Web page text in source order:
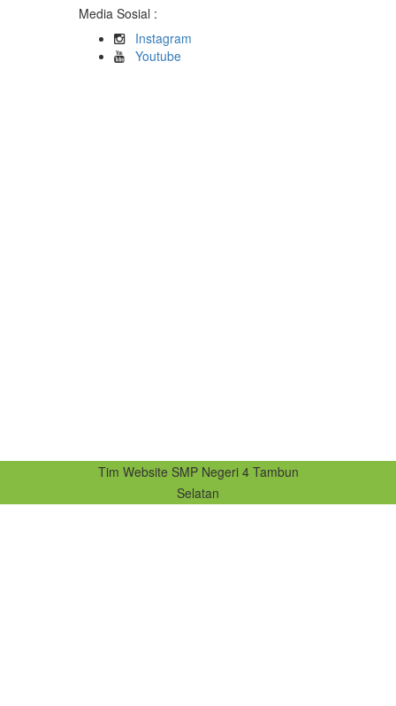
Media Sosial :
Instagram
Youtube
Tim Website SMP Negeri 4 Tambun
Selatan